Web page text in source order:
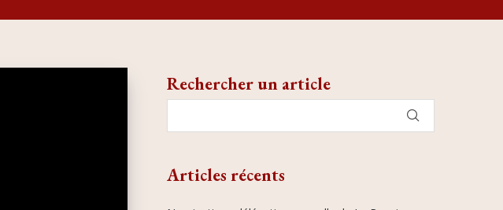
Rechercher un article
Articles récents